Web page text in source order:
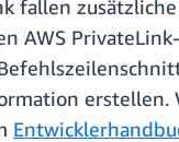
fallen
AWS